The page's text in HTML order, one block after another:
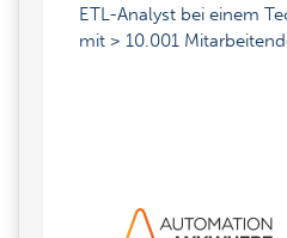
ETL-Analyst bei einem
mit > 10.001